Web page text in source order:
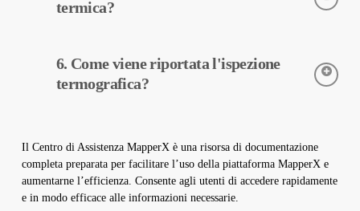
impianto. Non danneggia il sito e aiuta a mantenere il vostro
termica?
precisione le temperature delle apparecchiature negli impianti
solari. Queste telecamere aiutano nella diagnosi precoce dei
6. Come viene riportata l'ispezione
termografica?
sono utilizzati per migliorare l’efficienza degli impianti solari e
ridurre i costi operativi.
Il Centro di Assistenza MapperX è una risorsa di documentazione
completa preparata per facilitare l’uso della piattaforma MapperX e
aumentarne l’efficienza. Consente agli utenti di accedere rapidamente
e in modo efficace alle informazioni necessarie.